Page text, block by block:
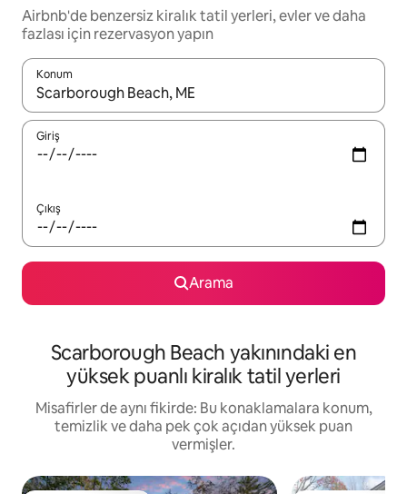
Airbnb'de benzersiz kiralık tatil yerleri, evler ve daha
fazlası için rezervasyon yapın
Konum
Sonuçlar kullanılabilir olduğunda yukarı ve aşağı oklarıyla
Giriş
Çıkış
Arama
Scarborough Beach yakınındaki en
yüksek puanlı kiralık tatil yerleri
Misafirler de aynı fikirde: Bu konaklamalara konum,
temizlik ve daha pek çok açıdan yüksek puan
vermişler.